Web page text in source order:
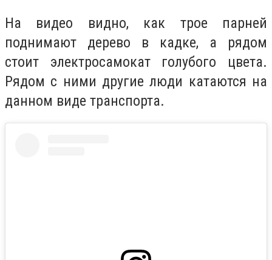
На видео видно, как трое парней
поднимают дерево в кадке, а рядом
стоит электросамокат голубого цвета.
Рядом с ними другие люди катаются на
данном виде транспорта.